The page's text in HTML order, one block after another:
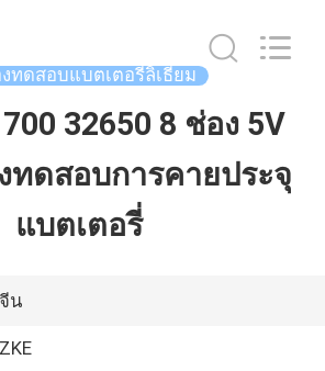
งทดสอบแบตเตอรี่ลิเธียม
32650 8 ช่อง 5V
ทดสอบการคายประจุ
แบตเตอรี่
จีน
ZKE